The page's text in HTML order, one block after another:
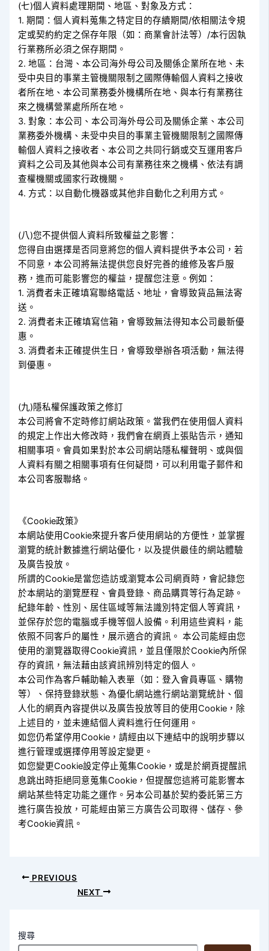
(七)個人資料處理期間、地區、對象及方式：
1. 期間：個人資料蒐集之特定目的存續期間/依相關法令規
定或契約約定之保存年限（如：商業會計法等）/本行因執
行業務所必須之保存期間。
2. 地區：台灣、本公司海外母公司及關係企業所在地、未
受中央目的事業主管機關限制之國際傳輸個人資料之接收
者所在地、本公司業務委外機構所在地、與本行有業務往
來之機構營業處所所在地。
3. 對象：本公司、本公司海外母公司及關係企業、本公司
業務委外機構、未受中央目的事業主管機關限制之國際傳
輸個人資料之接收者、本公司之共同行銷或交互運用客戶
資料之公司及其他與本公司有業務往來之機構、依法有調
查權機關或國家行政機關。
4. 方式：以自動化機器或其他非自動化之利用方式。
(八)您不提供個人資料所致權益之影響：
您得自由選擇是否同意將您的個人資料提供予本公司，若
不同意，本公司將無法提供您良好完善的維修及客戶服
務，進而可能影響您的權益，提醒您注意。例如：
1. 消費者未正確填寫聯絡電話、地址，會導致貨品無法寄
送。
2. 消費者未正確填寫信箱，會導致無法得知本公司最新優
惠。
3. 消費者未正確提供生日，會導致舉辦各項活動，無法得
到優惠。
(九)隱私權保護政策之修訂
本公司將會不定時修訂網站政策。當我們在使用個人資料
的規定上作出大修改時，我們會在網頁上張貼告示，通知
相關事項。會員如果對於本公司網站隱私權聲明、或與個
人資料有關之相關事項有任何疑問，可以利用電子郵件和
本公司客服聯絡。
《Cookie政策》
本網站使用Cookie來提升客戶使用網站的方便性，並掌握
瀏覽的統計數據進行網站優化，以及提供最佳的網站體驗
及廣告投放。
所謂的Cookie是當您造訪或瀏覽本公司網頁時，會記錄您
於本網站的瀏覽歷程、會員登錄、商品購買等行為足跡。
紀錄年齡、性別、居住區域等無法識別特定個人等資訊，
並保存於您的電腦或手機等個人設備。利用這些資料，能
依照不同客戶的屬性，展示適合的資訊。 本公司能經由您
使用的瀏覽器取得Cookie資訊，並且僅限於Cookie內所保
存的資訊，無法藉由該資訊辨別特定的個人。
本公司作為客戶輔助輸入表單（如：登入會員專區、購物
等）、保持登錄狀態、為優化網站進行網站瀏覽統計、個
人化的網頁內容提供以及廣告投放等目的使用Cookie，除
上述目的，並未連結個人資料進行任何運用。
如您仍希望停用Cookie，請經由以下連結中的說明步驟以
進行管理或選擇停用等設定變更。
如您變更Cookie設定停止蒐集Cookie，或是於網頁提醒訊
息跳出時拒絕同意蒐集Cookie，但提醒您這將可能影響本
網站某些特定功能之運作。另本公司基於契約委託第三方
進行廣告投放，可能經由第三方廣告公司取得、儲存、參
考Cookie資訊。
PREVIOUS
NEXT
搜尋